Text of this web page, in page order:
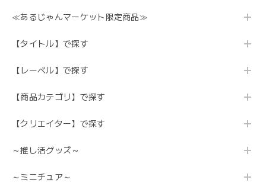
≪あるじゃんマーケット限定商品≫
【タイトル】で探す
【レーベル】で探す
【商品カテゴリ】で探す
【クリエイター】で探す
～推し活グッズ～
～ミニチュア～